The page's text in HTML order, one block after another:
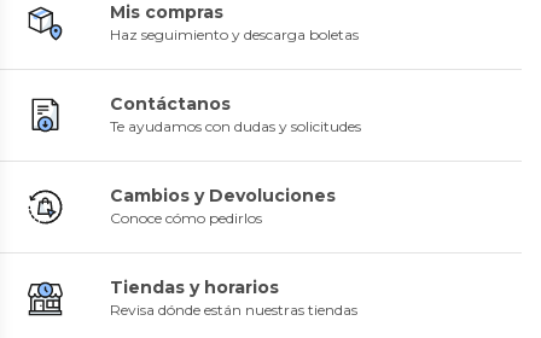
Mis compras
Haz seguimiento y descarga boletas
Contáctanos
Te ayudamos con dudas y solicitudes
Cambios y Devoluciones
Conoce cómo pedirlos
Tiendas y horarios
Revisa dónde están nuestras tiendas